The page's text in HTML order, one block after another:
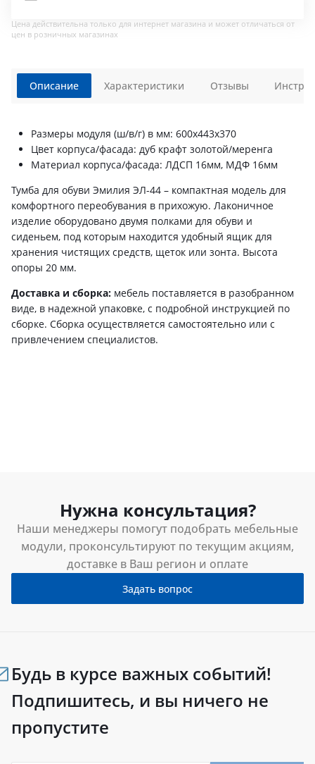
Цена действительна только для интернет магазина и может отличаться от
цен в розничных магазинах
Описание
Размеры модуля (ш/в/г) в мм: 600х443х370
Цвет корпуса/фасада: дуб крафт золотой/меренга
Материал корпуса/фасада: ЛДСП 16мм, МДФ 16мм
Тумба для обуви Эмилия ЭЛ-44 – компактная модель для
комфортного переобувания в прихожую. Лаконичное
изделие оборудовано двумя полками для обуви и
сиденьем, под которым находится удобный ящик для
хранения чистящих средств, щеток или зонта. Высота
опоры 20 мм.
Доставка и сборка: мебель поставляется в разобранном
виде, в надежной упаковке, с подробной инструкцией по
сборке. Сборка осуществляется самостоятельно или с
привлечением специалистов.
Характеристики Отзывы
Нужна консультация?
Наши менеджеры помогут подобрать мебельные
модули, проконсультируют по текущим акциям,
доставке в Ваш регион и оплате
Задать вопрос
Будь в курсе важных событий!
Подпишитесь, и вы ничего не
пропустите